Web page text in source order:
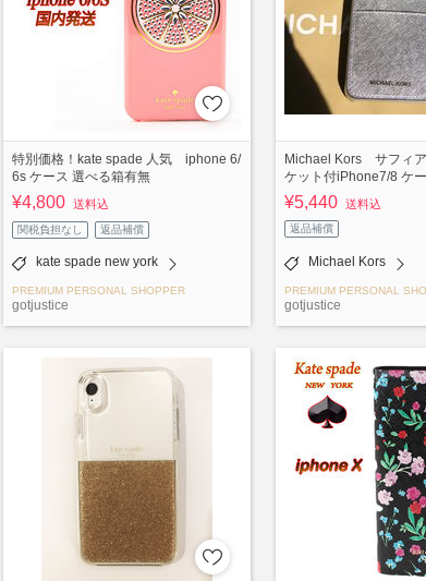
特別価格！kate spade 人気 iphone 6/
6s ケース 選べる箱有無
¥4,800 送料込
関税負担なし 返品補償
kate spade new york
PREMIUM PERSONAL SHOPPER
gotjustice
Michael Kors サフィ
ケット付iPhone7/8 ケ
¥5,440 送料込
返品補償
Michael Kors
PREMIUM PERSONAL
gotjustice